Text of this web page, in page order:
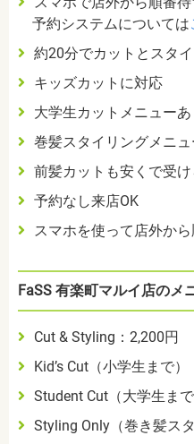
予約システムについては
約20分でカットとスタ
キッズカットに対応
大学生カットメニューあ
巻髪スタイリングメニュ
前髪カットも安くで受
予約なし来店OK
スマホを使って店外か
FaSS 有楽町マルイ店のメ
Cut & Styling：2,200円
Kid’s Cut（小学生まで）
Student Cut（大学生ま
Styling Only（巻き髪ス